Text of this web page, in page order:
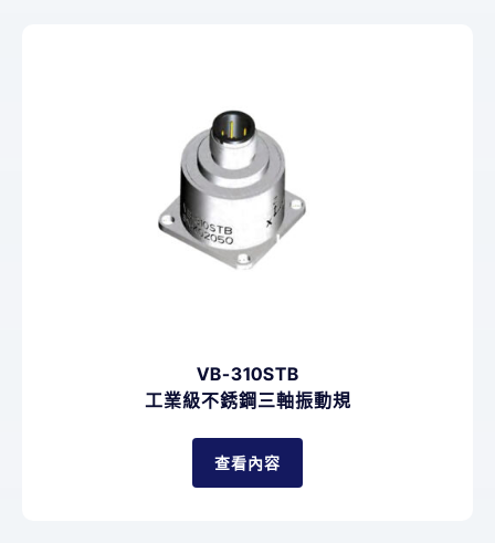
VB-310STB
工業級不銹鋼三軸振動規
查看內容